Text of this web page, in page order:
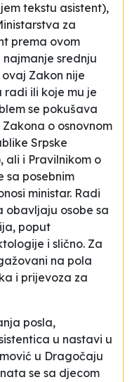
tekstu asistent),
za
prema ovom
srednju
Zakon nije
radi ili koje mu je
se pokušava
o osnovnom
Srpske
ali i Pravilnikom o
sa posebnim
ministar. Radi
obavljaju osobe sa
poput
i slično. Za
na pola
i prijevoza za
posla,
u nastavi u
u Dragočaju
se sa djecom